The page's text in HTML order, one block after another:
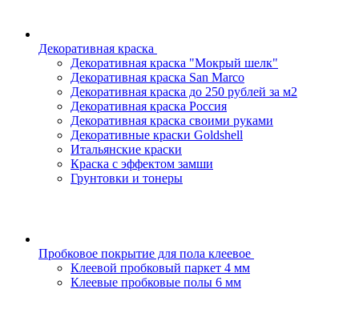
Декоративная краска
Декоративная краска "Мокрый шелк"
Декоративная краска San Marco
Декоративная краска до 250 рублей за м2
Декоративная краска Россия
Декоративная краска своими руками
Декоративные краски Goldshell
Итальянские краски
Краска с эффектом замши
Грунтовки и тонеры
Пробковое покрытие для пола клеевое
Клеевой пробковый паркет 4 мм
Клеевые пробковые полы 6 мм